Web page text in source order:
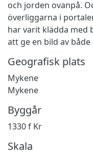
och jorden ovanpå.
överliggarna i
har varit klädda med
att ge en bild av
Geografisk plats
Mykene
Mykene
Byggår
1330 f Kr
Skala